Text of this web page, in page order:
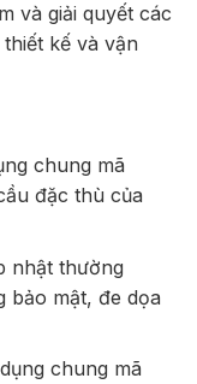
và giải quyết các
kế và vận
chung mã
đặc thù của
nhật thường
bảo mật, đe dọa
chung mã